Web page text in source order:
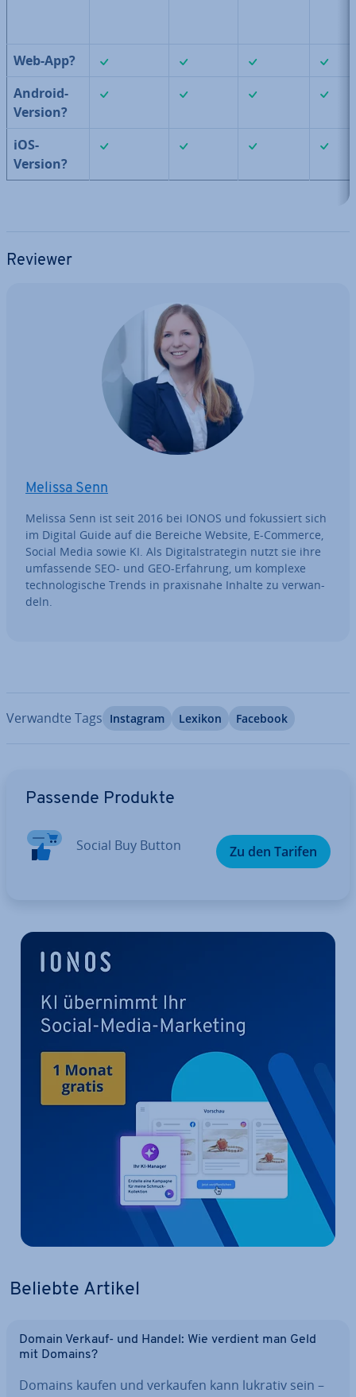
Web-App?
Android-
Version?
iOS-
Version?
Reviewer
Melissa Senn
Melissa Senn ist seit 2016 bei IONOS und fo­kus­siert sich
im Digital Guide auf die Bereiche Website, E-Commerce,
Social Media sowie KI. Als Di­gi­tal­stra­te­gin nutzt sie ihre
um­fas­sen­de SEO- und GEO-Erfahrung, um komplexe
tech­no­lo­gi­sche Trends in pra­xis­na­he Inhalte zu ver­wan­
deln.
Verwandte Tags Instagram Lexikon Facebook
Passende Produkte
Social Buy Button Zu den Tarifen
Beliebte Artikel
Domain Verkauf- und Handel: Wie verdient man Geld
mit Domains?
Domains kaufen und verkaufen kann lukrativ sein –